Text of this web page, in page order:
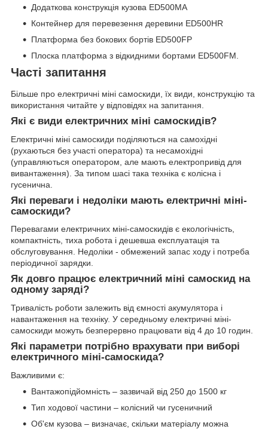
Додаткова конструкція кузова ED500MA
Контейнер для перевезення деревини ED500HR
Платформа без бокових бортів ED500FP
Плоска платформа з відкидними бортами ED500FM.
Часті запитання
Більше про електричні міні самоскиди, їх види, конструкцію та
використання читайте у відповідях на запитання.
Які є види електричних міні самоскидів?
Електричні міні самоскиди поділяються на самохідні
(рухаються без участі оператора) та несамохідні
(управляються оператором, але мають електропривід для
вивантаження). За типом шасі така техніка є колісна і
гусенична.
Які переваги і недоліки мають електричні міні-
самоскиди?
Перевагами електричних міні-самоскидів є екологічність,
компактність, тиха робота і дешевша експлуатація та
обслуговування. Недоліки - обмежений запас ходу і потреба
періодичної зарядки.
Як довго працює електричний міні самоскид на
одному заряді?
Тривалість роботи залежить від ємності акумулятора і
навантаження на техніку. У середньому електричні міні-
самоскиди можуть безперервно працювати від 4 до 10 годин.
Які параметри потрібно врахувати при виборі
електричного міні-самоскида?
Важливими є:
Вантажопідйомність – зазвичай від 250 до 1500 кг
Тип ходової частини – колісний чи гусеничний
Об'єм кузова – визначає, скільки матеріалу можна